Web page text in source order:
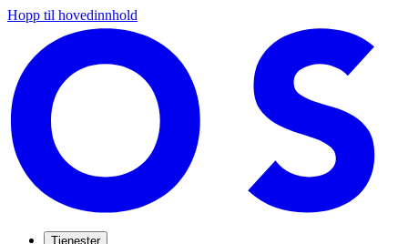
Hopp til hovedinnhold
Tjenester